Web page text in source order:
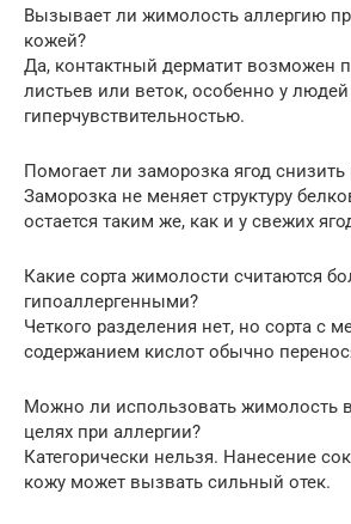
Вызывает ли жимолость аллергию
кожей?
Да, контактный дерматит возможен
листьев или веток, особенно у
гиперчувствительностью.
Помогает ли заморозка ягод снизить
Заморозка не меняет структуру
остается таким же, как и у свежих
Какие сорта жимолости считаются
гипоаллергенными?
Четкого разделения нет, но сорта с
содержанием кислот обычно
Можно ли использовать жимолость
целях при аллергии?
Категорически нельзя. Нанесение
кожу может вызвать сильный отек.